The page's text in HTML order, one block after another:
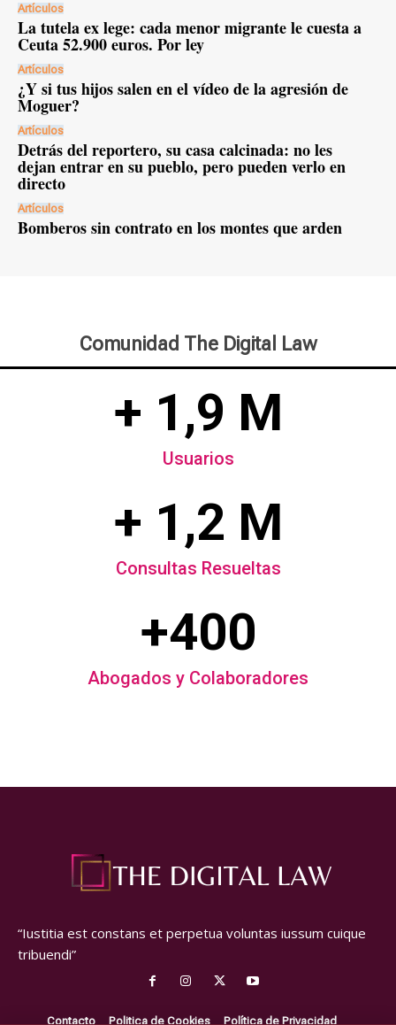
Artículos
La tutela ex lege: cada menor migrante le cuesta a
Ceuta 52.900 euros. Por ley
Artículos
¿Y si tus hijos salen en el vídeo de la agresión de
Moguer?
Artículos
Detrás del reportero, su casa calcinada: no les
dejan entrar en su pueblo, pero pueden verlo en
directo
Artículos
Bomberos sin contrato en los montes que arden
Comunidad The Digital Law
+ 1,9 M
Usuarios
+ 1,2 M
Consultas Resueltas
+400
Abogados y Colaboradores
“Iustitia est constans et perpetua voluntas iussum cuique
tribuendi”
Contacto Politica de Cookies Política de Privacidad